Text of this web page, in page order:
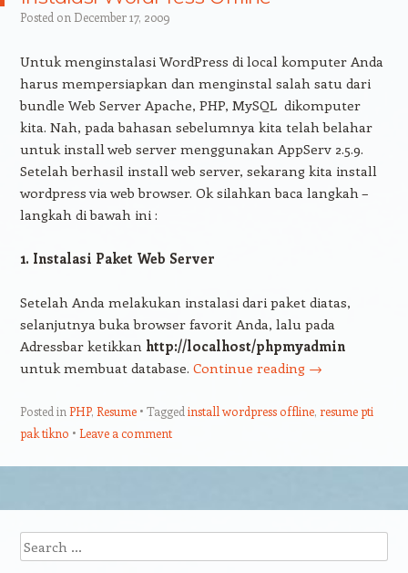
Posted on December 17, 2009
Untuk menginstalasi WordPress di local komputer Anda
harus mempersiapkan dan menginstal salah satu dari
bundle Web Server Apache, PHP, MySQL dikomputer
kita. Nah, pada bahasan sebelumnya kita telah belahar
untuk install web server menggunakan AppServ 2.5.9.
Setelah berhasil install web server, sekarang kita install
wordpress via web browser. Ok silahkan baca langkah –
langkah di bawah ini :
1. Instalasi Paket Web Server
Setelah Anda melakukan instalasi dari paket diatas,
selanjutnya buka browser favorit Anda, lalu pada
Adressbar ketikkan http://localhost/phpmyadmin
untuk membuat database. Continue reading →
Posted in PHP, Resume Tagged install wordpress offline, resume pti
pak tikno
Leave a comment
Search